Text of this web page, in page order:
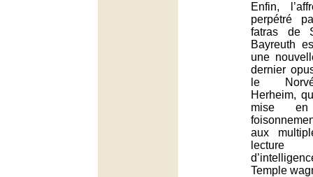
Enfin,
perpétré
fatras de
Bayreuth
une
dernier
le
Herheim,
mise
aux
Temple